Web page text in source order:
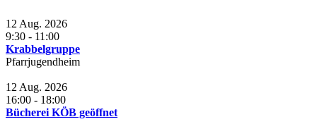
12 Aug. 2026
9:30 - 11:00
Krabbelgruppe
Pfarrjugendheim
12 Aug. 2026
16:00 - 18:00
Bücherei KÖB geöffnet